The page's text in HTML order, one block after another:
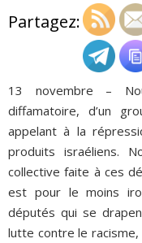
ADHÉSIONS, DONS,
Partagez:
13 novembre –
diffamatoire, d’un
appelant à la
produits israéliens.
collective faite à ces
est pour le moins
députés qui se
lutte contre le racisme,